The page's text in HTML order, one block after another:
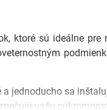
ktoré sú ideálne pre
a jednoducho sa
vašu